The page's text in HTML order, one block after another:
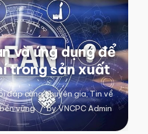
và ứng dụng để
trong sản xuất
đáp cùng chuyên gia,Tin về
vững / byVNCPC Admin